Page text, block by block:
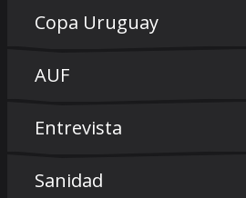
Copa Uruguay
AUF
Entrevista
Sanidad